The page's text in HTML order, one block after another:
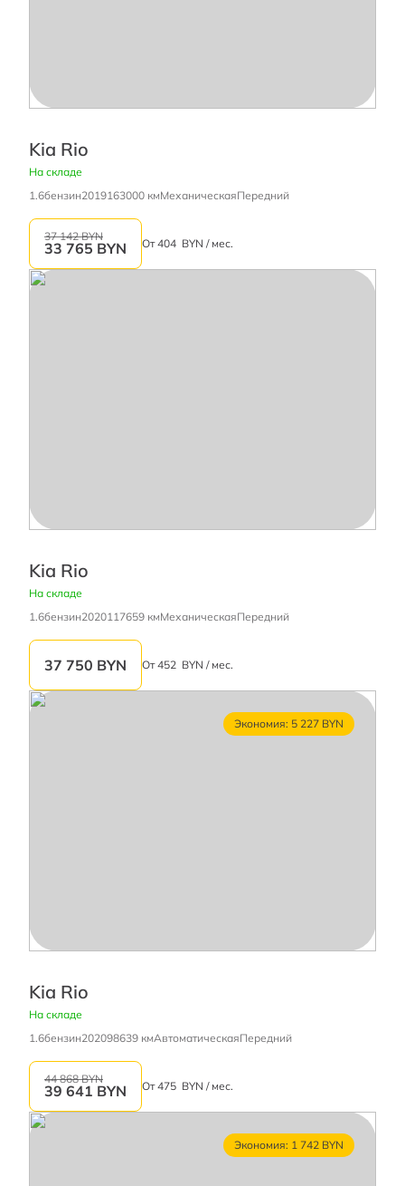
Kia Rio
На складе
1.6бензин2019163000 кмМеханическаяПередний
37 142 BYN
33 765 BYN От404 BYN / мес.
Kia Rio
На складе
1.6бензин2020117659 кмМеханическаяПередний
37 750 BYN От452 BYN / мес.
Экономия: 5 227 BYN
Kia Rio
На складе
1.6бензин202098639 кмАвтоматическаяПередний
44 868 BYN
39 641 BYN От475 BYN / мес.
Экономия: 1 742 BYN